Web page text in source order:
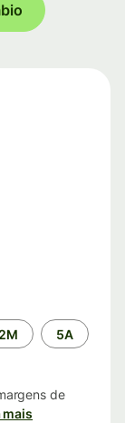
5A
de
mais